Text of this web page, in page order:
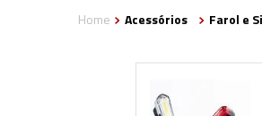
Acessórios Farol e